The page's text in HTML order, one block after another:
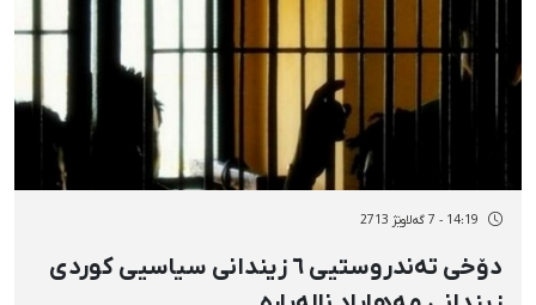
14:19 - 7 گەلاوێژ 2713
دۆخی تەندروستیی ٦ زیندانی سیاسیی کوردی